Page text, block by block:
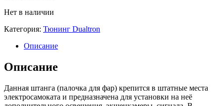
Нет в наличии
Категория: Тюнинг Dualtron
Описание
Описание
Данная штанга (палочка для фар) крепится в штатные места
электросамоката и предназначена для установки на неё